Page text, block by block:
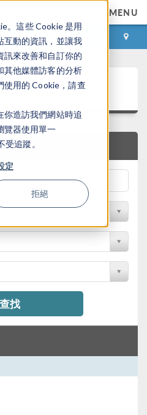
。這些 Cookie 是用
互動的資訊，並讓我
訊來改善和自訂你的
其他媒體訪客的分析
使用的 Cookie，請查
你造訪我們網站時追
覽器使用單一
追蹤。
定
拒絕
MENU
登录 咨询与购买
查找